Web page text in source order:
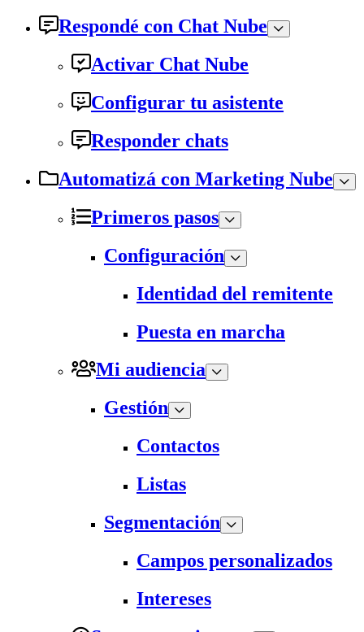
Respondé con Chat Nube
Activar Chat Nube
Configurar tu asistente
Responder chats
Automatizá con Marketing Nube
Primeros pasos
Configuración
Identidad del remitente
Puesta en marcha
Mi audiencia
Gestión
Contactos
Listas
Segmentación
Campos personalizados
Intereses